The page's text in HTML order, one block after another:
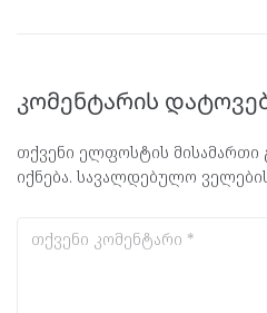
კომენტარის
თქვენი ელფოსტის მისამართი
იქნება. სავალდებულო ველების